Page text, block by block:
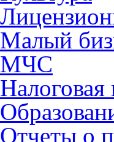
Малый
МЧС
Отчеты о